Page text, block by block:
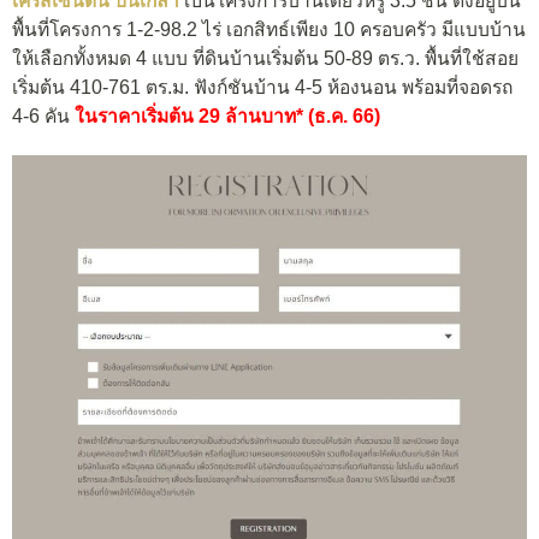
พื้นที่โครงการ 1-2-98.2 ไร่ เอกสิทธ์เพียง 10 ครอบครัว มีแบบบ้าน
ให้เลือกทั้งหมด 4 แบบ ที่ดินบ้านเริ่มต้น 50-89 ตร.ว. พื้นที่ใช้สอย
เริ่มต้น 410-761 ตร.ม. ฟังก์ชันบ้าน 4-5 ห้องนอน พร้อมที่จอดรถ
4-6 คัน ในราคาเริ่มต้น 29 ล้านบาท* (ธ.ค. 66)